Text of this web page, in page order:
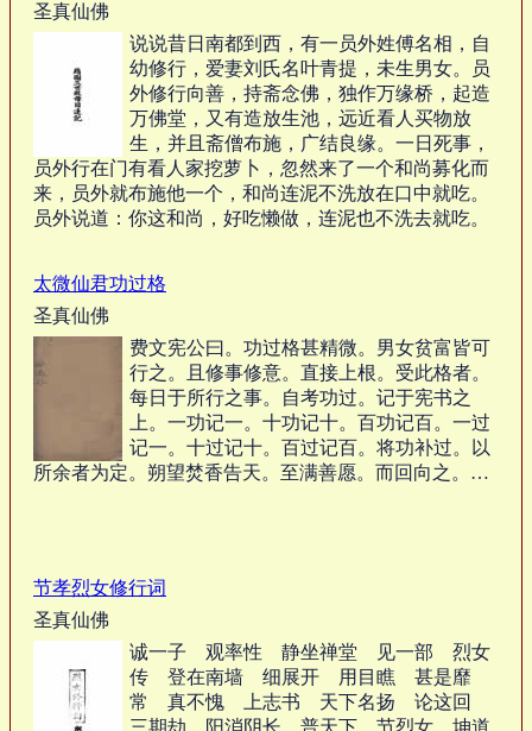
圣真仙佛
说说昔日南都到西，有一员外姓傅名相，自
幼修行，爱妻刘氏名叶青提，未生男女。员
外修行向善，持斋念佛，独作万缘桥，起造
万佛堂，又有造放生池，远近看人买物放
生，并且斋僧布施，广结良缘。一日死事，
员外行在门有看人家挖萝卜，忽然来了一个和尚募化而
来，员外就布施他一个，和尚连泥不洗放在口中就吃。
员外说道：你这和尚，好吃懒做，连泥也不洗去就吃。
太微仙君功过格
圣真仙佛
费文宪公曰。功过格甚精微。男女贫富皆可
行之。且修事修意。直接上根。受此格者。
每日于所行之事。自考功过。记于宪书之
上。一功记一。十功记十。百功记百。一过
记一。十过记十。百过记百。将功补过。以
所余者为定。朔望焚香告天。至满善愿。而回向之。…
节孝烈女修行词
圣真仙佛
诚一子 观率性 静坐禅堂 见一部 烈女
传 登在南墙 细展开 用目瞧 甚是靡
常 真不愧 上志书 天下名扬 论这回
三期劫 阳消阴长 普天下 节烈女 坤道